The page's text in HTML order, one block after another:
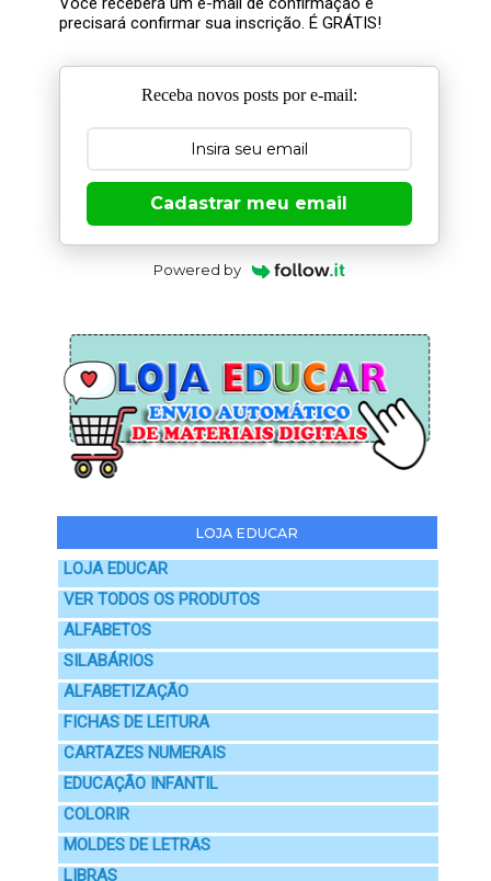
precisará confirmar sua inscrição. É GRÁTIS!
Receba novos posts por e-mail:
Cadastrar meu email
Powered by
LOJA EDUCAR
LOJA EDUCAR
VER TODOS OS PRODUTOS
ALFABETOS
SILABÁRIOS
ALFABETIZAÇÃO
FICHAS DE LEITURA
CARTAZES NUMERAIS
EDUCAÇÃO INFANTIL
COLORIR
MOLDES DE LETRAS
LIBRAS